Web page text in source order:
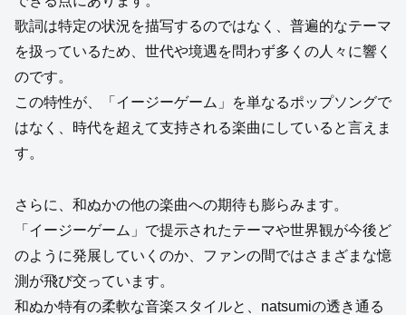
歌詞は特定の状況を描写するのではなく、普遍的なテーマ
を扱っているため、世代や境遇を問わず多くの人々に響く
のです。
この特性が、「イージーゲーム」を単なるポップソングで
はなく、時代を超えて支持される楽曲にしていると言えま
す。
さらに、和ぬかの他の楽曲への期待も膨らみます。
「イージーゲーム」で提示されたテーマや世界観が今後ど
のように発展していくのか、ファンの間ではさまざまな憶
測が飛び交っています。
和ぬか特有の柔軟な音楽スタイルと、natsumiの透き通る